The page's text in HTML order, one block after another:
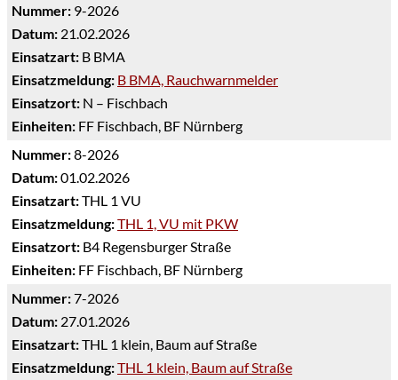
Nummer: 9-2026
Datum: 21.02.2026
Einsatzart: B BMA
Einsatzmeldung: B BMA, Rauchwarnmelder
Einsatzort: N – Fischbach
Einheiten: FF Fischbach, BF Nürnberg
Nummer:8-2026
Datum:01.02.2026
Einsatzart:THL 1 VU
Einsatzmeldung:THL 1, VU mit PKW
Einsatzort: B4 Regensburger Straße
Einheiten: FF Fischbach, BF Nürnberg
Nummer:7-2026
Datum: 27.01.2026
Einsatzart:THL 1 klein, Baum auf Straße
Einsatzmeldung:THL 1 klein, Baum auf Straße